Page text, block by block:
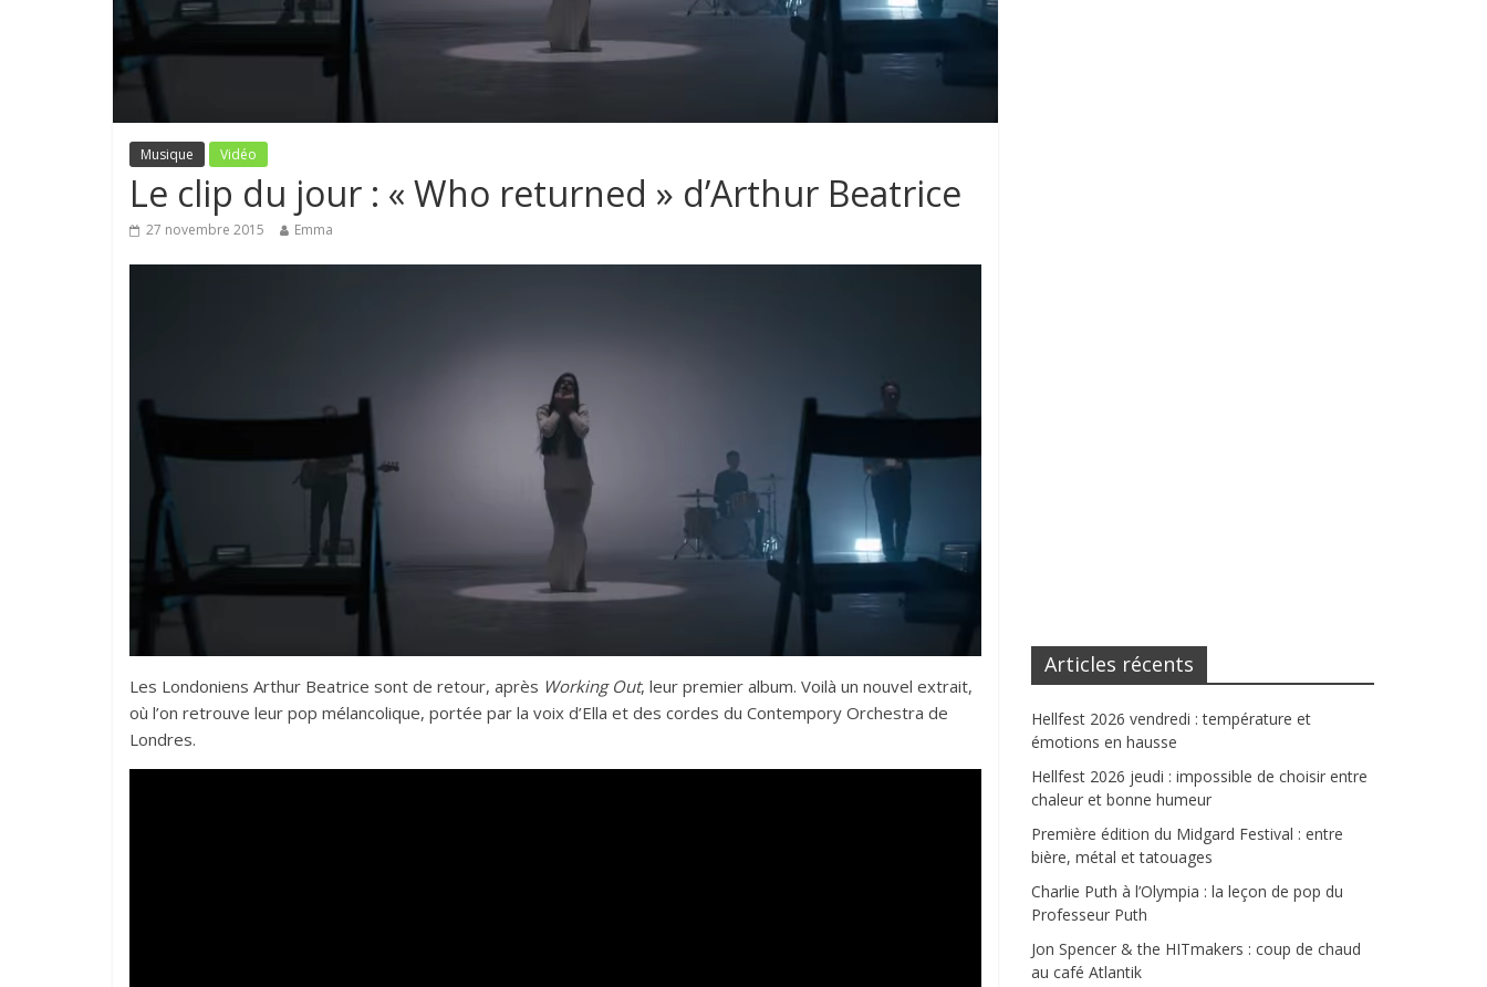
Musique Vidéo
Le clip du jour : « Who returned » d’Arthur Beatrice
27 novembre 2015 Emma
Les Londoniens Arthur Beatrice sont de retour, après Working Out, leur premier album. Voilà un nouvel extrait,
où l’on retrouve leur pop mélancolique, portée par la voix d’Ella et des cordes du Contempory Orchestra de
Londres.
Articles récents
Hellfest 2026 vendredi : température et
émotions en hausse
Hellfest 2026 jeudi : impossible de choisir entre
chaleur et bonne humeur
Première édition du Midgard Festival : entre
bière, métal et tatouages
Charlie Puth à l’Olympia : la leçon de pop du
Professeur Puth
Jon Spencer & the HITmakers : coup de chaud
au café Atlantik